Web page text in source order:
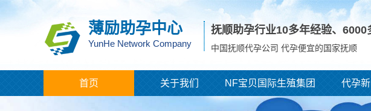
薄励助孕中心
YunHe Network Company
抚顺助孕行业10多年经验、 6000
中国抚顺代孕公司 代孕便宜的国家抚顺
首页 关于我们 NF宝贝国际生殖集团 代孕新